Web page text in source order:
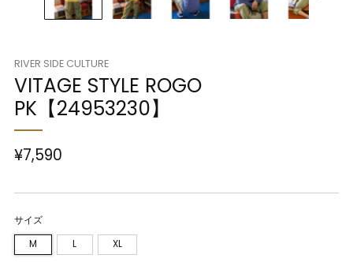
RIVER SIDE CULTURE
VITAGE STYLE ROGO
PK【24953230】
¥7,590
サイズ
M L XL